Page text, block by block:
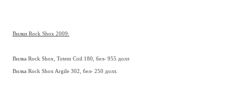
Вилки Rock Shox 2009:
Вилка Rock Shox, Totem Coil 180, бел- 955 долл
Вилка Rock Shox Argile 302, бел- 250 долл.